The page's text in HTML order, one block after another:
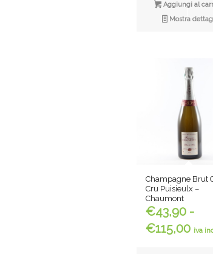
Aggiungi al
Mostra
Champagne Brut
Cru Puisieulx –
Chaumont
€43,90 -
€115,00 iva